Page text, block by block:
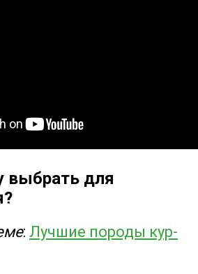
выбрать для
: Лучшие породы кур-